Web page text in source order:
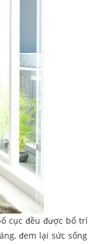
cục đều được bố trí
đem lại sức sống